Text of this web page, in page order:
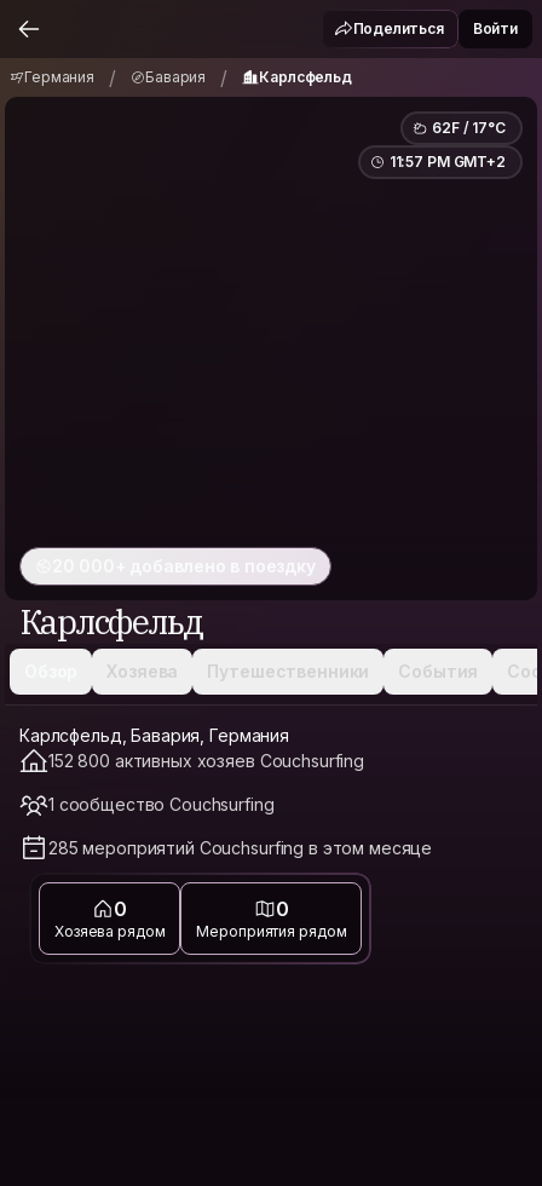
Карлсфельд
Поделиться Войти
Германия / Бавария / Карлсфельд
62F / 17°C
11:57 PM GMT+2
20 000+ добавлено в поездку
Карлсфельд
Хозяева Путешественники События
Карлсфельд, Бавария, Германия
152 800 активных хозяев Couchsurfing
1 сообщество Couchsurfing
285 мероприятий Couchsurfing в этом месяце
0
Хозяева рядом
0
Мероприятия рядом